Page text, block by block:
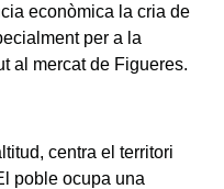
econòmica la cria de
per a la
al mercat de Figueres.
centra el territori
poble ocupa una